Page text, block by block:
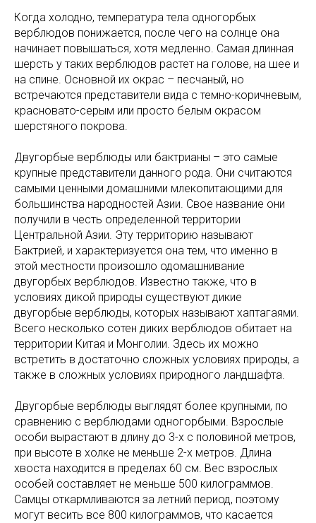
Когда холодно, температура тела одногорбых
верблюдов понижается, после чего на солнце она
начинает повышаться, хотя медленно. Самая длинная
шерсть у таких верблюдов растет на голове, на шее и
на спине. Основной их окрас – песчаный, но
встречаются представители вида с темно-коричневым,
красновато-серым или просто белым окрасом
шерстяного покрова.
Двугорбые верблюды или бактрианы – это самые
крупные представители данного рода. Они считаются
самыми ценными домашними млекопитающими для
большинства народностей Азии. Свое название они
получили в честь определенной территории
Центральной Азии. Эту территорию называют
Бактрией, и характеризуется она тем, что именно в
этой местности произошло одомашнивание
двугорбых верблюдов. Известно также, что в
условиях дикой природы существуют дикие
двугорбые верблюды, которых называют хаптагаями.
Всего несколько сотен диких верблюдов обитает на
территории Китая и Монголии. Здесь их можно
встретить в достаточно сложных условиях природы, а
также в сложных условиях природного ландшафта.
Двугорбые верблюды выглядят более крупными, по
сравнению с верблюдами одногорбыми. Взрослые
особи вырастают в длину до 3-х с половиной метров,
при высоте в холке не меньше 2-х метров. Длина
хвоста находится в пределах 60 см. Вес взрослых
особей составляет не меньше 500 килограммов.
Самцы откармливаются за летний период, поэтому
могут весить все 800 килограммов, что касается